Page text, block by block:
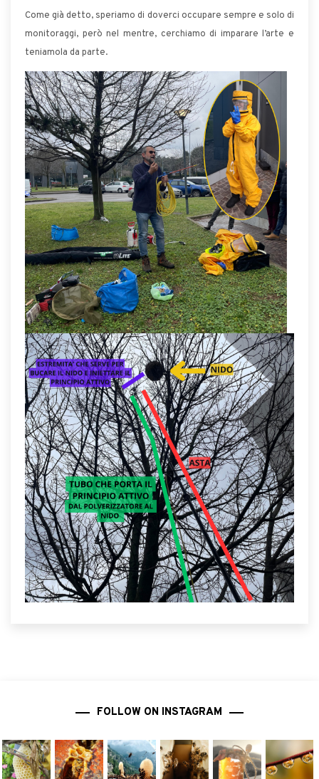
Come già detto, speriamo di doverci occupare sempre e solo di
monitoraggi, però nel mentre, cerchiamo di imparare l’arte e
teniamola da parte.
FOLLOW ON INSTAGRAM